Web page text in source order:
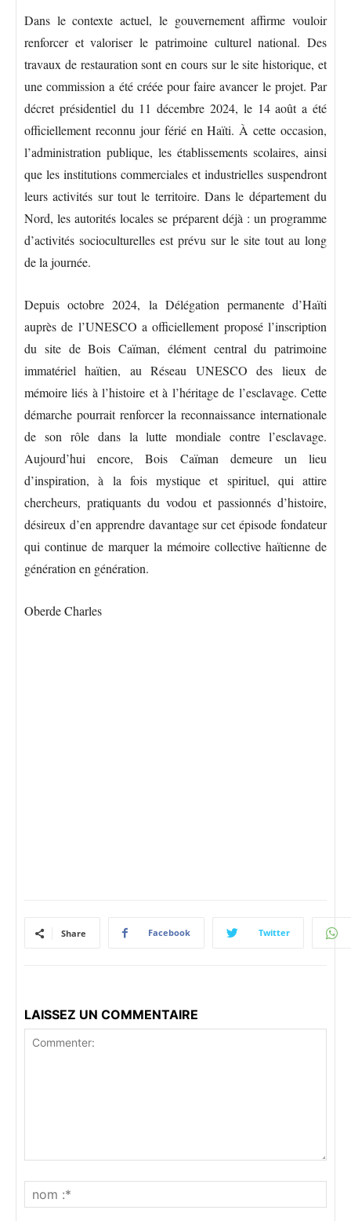
Dans le contexte actuel, le gouvernement affirme vouloir
renforcer et valoriser le patrimoine culturel national. Des
travaux de restauration sont en cours sur le site historique, et
une commission a été créée pour faire avancer le projet. Par
décret présidentiel du 11 décembre 2024, le 14 août a été
officiellement reconnu jour férié en Haïti. À cette occasion,
l’administration publique, les établissements scolaires, ainsi
que les institutions commerciales et industrielles suspendront
leurs activités sur tout le territoire. Dans le département du
Nord, les autorités locales se préparent déjà : un programme
d’activités socioculturelles est prévu sur le site tout au long
de la journée.
Depuis octobre 2024, la Délégation permanente d’Haïti
auprès de l’UNESCO a officiellement proposé l’inscription
du site de Bois Caïman, élément central du patrimoine
immatériel haïtien, au Réseau UNESCO des lieux de
mémoire liés à l’histoire et à l’héritage de l’esclavage. Cette
démarche pourrait renforcer la reconnaissance internationale
de son rôle dans la lutte mondiale contre l’esclavage.
Aujourd’hui encore, Bois Caïman demeure un lieu
d’inspiration, à la fois mystique et spirituel, qui attire
chercheurs, pratiquants du vodou et passionnés d’histoire,
désireux d’en apprendre davantage sur cet épisode fondateur
qui continue de marquer la mémoire collective haïtienne de
génération en génération.
Oberde Charles
Share Facebook Twitter
LAISSEZ UN COMMENTAIRE